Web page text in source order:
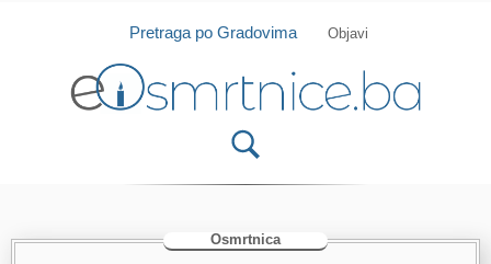
Isprobajte našu Android i IOS aplikaciju
Pretraga po Gradovima Objavi
Osmrtnica